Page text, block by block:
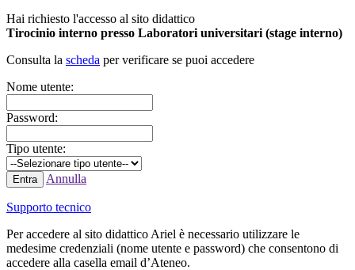
Hai richiesto l'accesso al sito didattico
Tirocinio interno presso Laboratori universitari (stage interno)
Consulta la scheda per verificare se puoi accedere
Nome utente:
Password:
Tipo utente:
Annulla
Supporto tecnico
Per accedere al sito didattico Ariel è necessario utilizzare le
medesime credenziali (nome utente e password) che consentono di
accedere alla casella email d’Ateneo.